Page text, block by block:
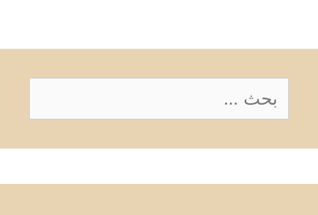
البحث
عن: